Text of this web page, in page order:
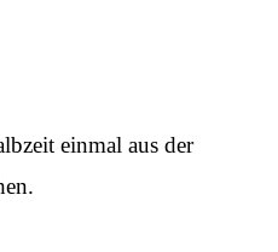
einmal aus der